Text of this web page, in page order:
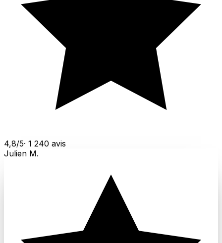
4,8/5· 1 240 avis
Julien M.